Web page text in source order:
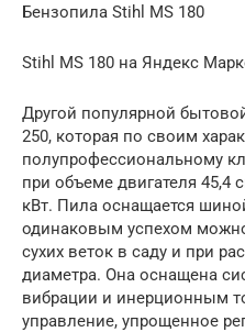
Бензопила Stihl MS 180
Stihl MS 180 на Яндекс
Другой популярной
250, которая по своим
полупрофессиональному
при объеме двигателя 45,4
кВт. Пила оснащается
одинаковым успехом
сухих веток в саду и при
диаметра. Она оснащена
вибрации и инерционным
управление, упрощенное